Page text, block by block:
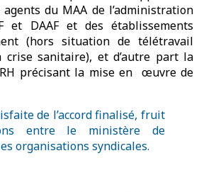
du MAA de l’administration
et DAAF et des établissements
(hors situation de télétravail
sanitaire), et d’autre part la
précisant la mise en œuvre de
de l’accord finalisé, fruit
entre le ministère de
organisations syndicales.